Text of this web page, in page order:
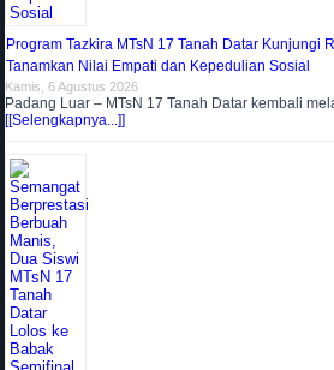
Program Tazkira MTsN 17 Tanah Datar Kunjungi
Tanamkan Nilai Empati dan Kepedulian Sosial
Kamis, 6 Agustus 2026
Padang Luar – MTsN 17 Tanah Datar kembali
[[Selengkapnya...]]